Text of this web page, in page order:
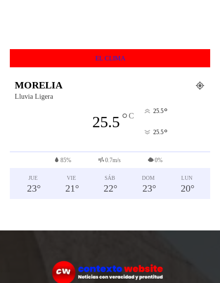
EL CLIMA
MORELIA
Lluvia Ligera
25.5°C
25.5°
25.5°
85% 0.7m/s 0%
JUE
23°
VIE
21 °
SÁB
22°
DOM
23°
LUN
20°